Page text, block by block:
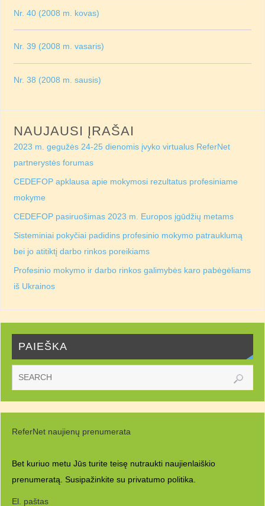
Nr. 40 (2008 m. kovas)
Nr. 39 (2008 m. vasaris)
Nr. 38 (2008 m. sausis)
NAUJAUSI ĮRAŠAI
2023 m. gegužės 24-25 dienomis įvyko virtualus ReferNet
partnerystės forumas
CEDEFOP apklausa apie mokymosi rezultatus profesiniame
mokyme
CEDEFOP pasiruošimas 2023 m. Europos įgūdžių metams
Sisteminiai pokyčiai padidins profesinio mokymo patrauklumą
bei jo atitiktį darbo rinkos poreikiams
Profesinio mokymo ir darbo rinkos galimybės karo pabėgėliams
iš Ukrainos
PAIEŠKA
ReferNet naujienų prenumerata
Bet kuriuo metu Jūs turite teisę nutraukti naujienlaiškio
prenumeratą. Susipažinkite su privatumo politika.
El. paštas